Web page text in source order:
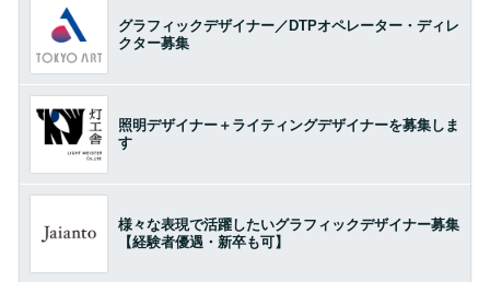
グラフィックデザイナー／DTPオペレーター・ディレ
クター募集
照明デザイナー＋ライティングデザイナーを募集しま
す
様々な表現で活躍したいグラフィックデザイナー募集
【経験者優遇・新卒も可】